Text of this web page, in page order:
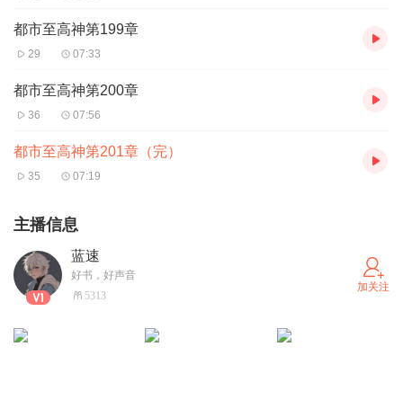
都市至高神第199章
29 07:33
都市至高神第200章
36 07:56
都市至高神第201章（完）
35 07:19
主播信息
蓝速
好书，好声音
5313
加关注